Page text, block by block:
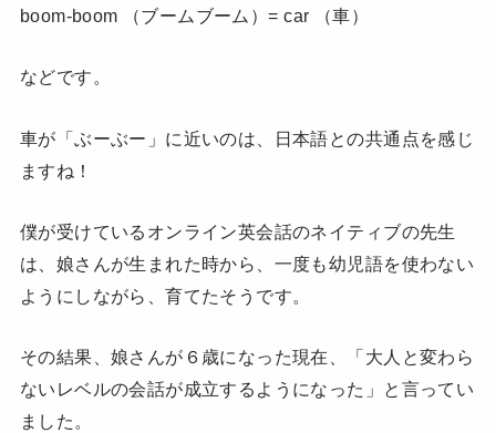
boom-boom （ブームブーム）= car （車）
などです。
車が「ぶーぶー」に近いのは、日本語との共通点を感じ
ますね！
僕が受けているオンライン英会話のネイティブの先生
は、娘さんが生まれた時から、一度も幼児語を使わない
ようにしながら、育てたそうです。
その結果、娘さんが６歳になった現在、「大人と変わら
ないレベルの会話が成立するようになった」と言ってい
ました。